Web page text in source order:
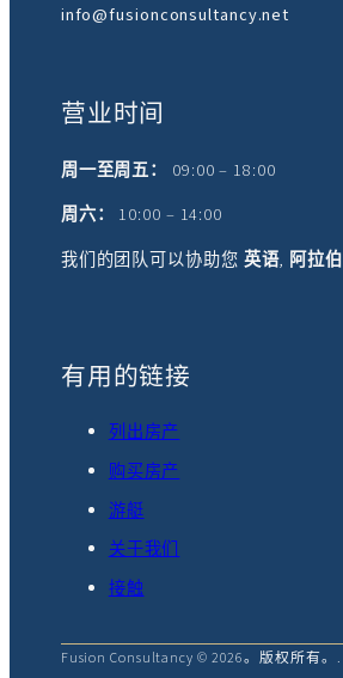
info@fusionconsultancy.net
营业时间
周一至周五：
09:00 – 18:00
周六：
10:00 – 14:00
我们的团队可以协助您 英语, 阿拉伯
有用的链接
列出房产
购买房产
游艇
关于我们
接触
Fusion Consultancy © 2026。版权所有。.